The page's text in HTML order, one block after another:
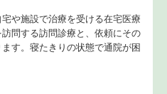
や施設で治療を受ける在宅医療
問する訪問診療と、依頼にその
す。寝たきりの状態で通院が困